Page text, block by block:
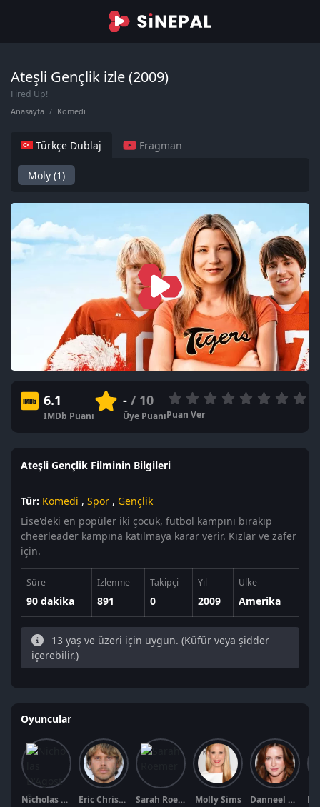
Ateşli Gençlik izle (2009)
Fired Up!
Anasayfa Komedi
Türkçe Dublaj Fragman
Moly (1)
6.1
IMDb Puanı
-/ 10
Üye PuanıPuan Ver
Ateşli Gençlik Filminin Bilgileri
Tür: Komedi , Spor , Gençlik
Lise'deki en popüler iki çocuk, futbol kampını bırakıp
cheerleader kampına katılmaya karar verir. Kızlar ve zafer
için.
Süre
90 dakika
İzlenme
891
Takipçi
0
Yıl
2009
Ülke
Amerika
13 yaş ve üzeri için uygun. (Küfür veya şidder
içerebilir.)
Oyuncular
Nicholas D'Agosto Eric Christian Olsen Sarah Roemer Molly Sims Danneel Ackles